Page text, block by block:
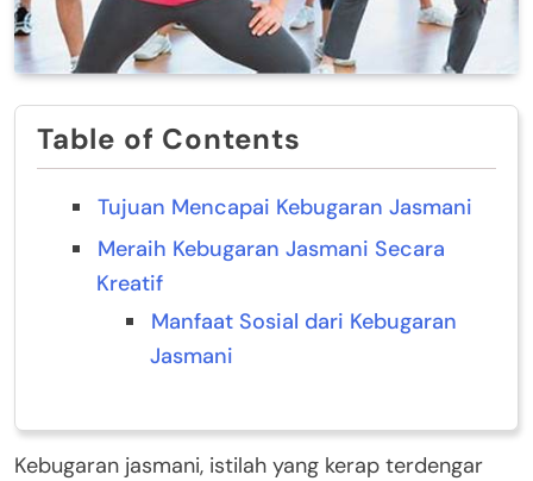
Table of Contents
Tujuan Mencapai Kebugaran Jasmani
Meraih Kebugaran Jasmani Secara
Kreatif
Manfaat Sosial dari Kebugaran
Jasmani
Kebugaran jasmani, istilah yang kerap terdengar